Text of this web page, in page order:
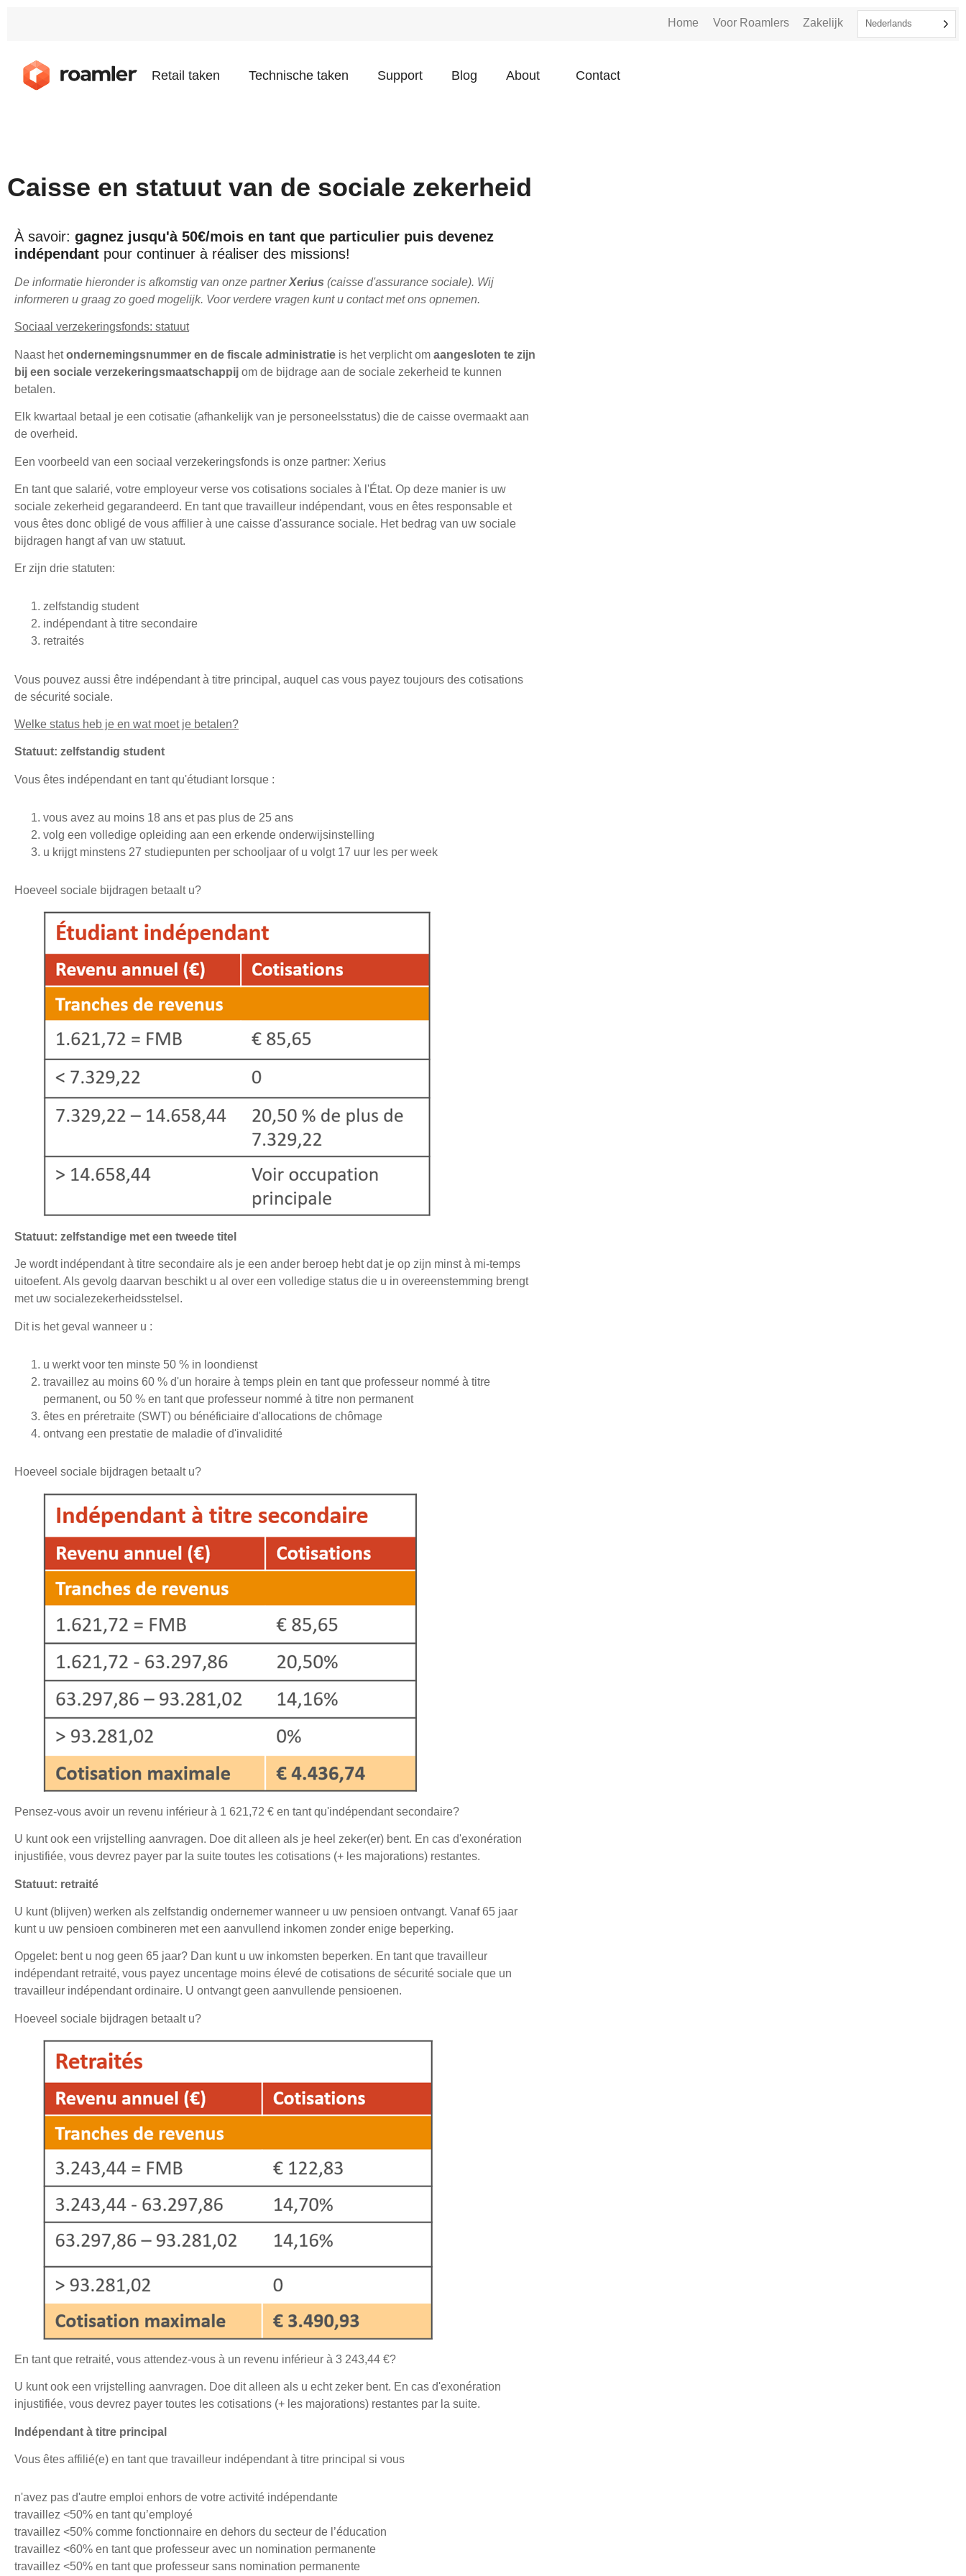
Home Voor Roamlers Zakelijk Nederlands
Retail taken Technische taken Support Blog About Contact
Caisse en statuut van de sociale zekerheid
À savoir: gagnez jusqu'à 50€/mois en tant que particulier puis devenez
indépendant pour continuer à réaliser des missions!
De informatie hieronder is afkomstig van onze partnerXerius (caisse d'assurance sociale). Wij
informeren u graag zo goed mogelijk. Voor verdere vragen kunt u contact met ons opnemen.
Sociaal verzekeringsfonds: statuut
Naast hetondernemingsnummer en de fiscale administratie is het verplicht om aangesloten te zijn
bij een sociale verzekeringsmaatschappij om de bijdrage aan de sociale zekerheid te kunnen
betalen.
Elk kwartaal betaal je een cotisatie (afhankelijk van je personeelsstatus) die de caisse overmaakt aan
de overheid.
Een voorbeeld van een sociaal verzekeringsfonds is onze partner: Xerius
En tant que salarié, votre employeur verse vos cotisations sociales à l'État. Op deze manier is uw
sociale zekerheid gegarandeerd. En tant que travailleur indépendant, vous en êtes responsable et
vous êtes donc obligé de vous affilier à une caisse d'assurance sociale. Het bedrag van uw sociale
bijdragen hangt af van uw statuut.
Er zijn drie statuten:
zelfstandig student
indépendant à titre secondaire
retraités
Vous pouvez aussi être indépendant à titre principal, auquel cas vous payez toujours des cotisations
de sécurité sociale.
Welke status heb je en wat moet je betalen?
Statuut: zelfstandig student
Vous êtes indépendant en tant qu'étudiant lorsque :
vous avez au moins 18 ans et pas plus de 25 ans
volg een volledige opleiding aan een erkende onderwijsinstelling
u krijgt minstens 27 studiepunten per schooljaar of u volgt 17 uur les per week
Hoeveel sociale bijdragen betaalt u?
Statuut: zelfstandige met een tweede titel
Je wordt indépendant à titre secondaire als je een ander beroep hebt dat je op zijn minst à mi-temps
uitoefent. Als gevolg daarvan beschikt u al over een volledige status die u in overeenstemming brengt
met uw socialezekerheidsstelsel.
Dit is het geval wanneer u :
u werkt voor ten minste 50 % in loondienst
travaillez au moins 60 % d'un horaire à temps plein en tant que professeur nommé à titre
permanent, ou 50 % en tant que professeur nommé à titre non permanent
êtes en préretraite (SWT) ou bénéficiaire d'allocations de chômage
ontvang een prestatie de maladie of d'invalidité
Hoeveel sociale bijdragen betaalt u?
Pensez-vous avoir un revenu inférieur à 1 621,72 € en tant qu'indépendant secondaire?
U kunt ook een vrijstelling aanvragen. Doe dit alleen als je heel zeker(er) bent. En cas d'exonération
injustifiée, vous devrez payer par la suite toutes les cotisations (+ les majorations) restantes.
Statuut: retraité
U kunt (blijven) werken als zelfstandig ondernemer wanneer u uw pensioen ontvangt. Vanaf 65 jaar
kunt u uw pensioen combineren met een aanvullend inkomen zonder enige beperking.
Opgelet: bent u nog geen 65 jaar? Dan kunt u uw inkomsten beperken. En tant que travailleur
indépendant retraité, vous payez uncentage moins élevé de cotisations de sécurité sociale que un
travailleur indépendant ordinaire. U ontvangt geen aanvullende pensioenen.
Hoeveel sociale bijdragen betaalt u?
En tant que retraité, vous attendez-vous à un revenu inférieur à 3 243,44 €?
U kunt ook een vrijstelling aanvragen. Doe dit alleen als u echt zeker bent. En cas d'exonération
injustifiée, vous devrez payer toutes les cotisations (+ les majorations) restantes par la suite.
Indépendant à titre principal
Vous êtes affilié(e) en tant que travailleur indépendant à titre principal si vous
n'avez pas d'autre emploi enhors de votre activité indépendante
travaillez <50% en tant qu’employé
travaillez <50% comme fonctionnaire en dehors du secteur de l’éducation
travaillez <60% en tant que professeur avec un nomination permanente
travaillez <50% en tant que professeur sans nomination permanente